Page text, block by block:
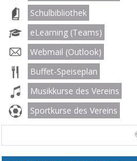
Schulbibliothek
eLearning (Teams)
Webmail (Outlook)
Buffet-Speiseplan
Musikkurse des Vereins
Sportkurse des Vereins